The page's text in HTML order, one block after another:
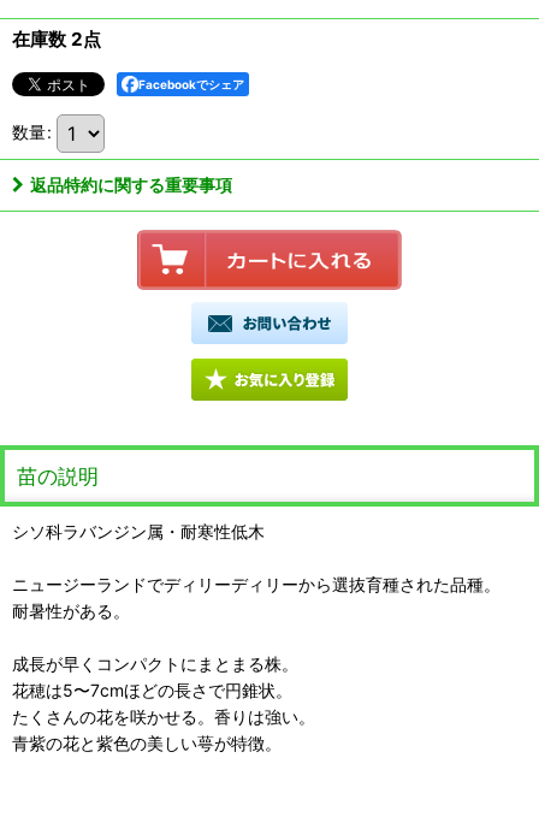
在庫数 2点
Facebookでシェア
数量:
返品特約に関する重要事項
苗の説明
シソ科ラバンジン属・耐寒性低木
ニュージーランドでディリーディリーから選抜育種された品種。
耐暑性がある。
成長が早くコンパクトにまとまる株。
花穂は5〜7cmほどの長さで円錐状。
たくさんの花を咲かせる。香りは強い。
青紫の花と紫色の美しい萼が特徴。